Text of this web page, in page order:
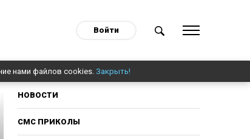
Войти
нами файлов cookies. Закрыть!
НОВОСТИ
СМС ПРИКОЛЫ